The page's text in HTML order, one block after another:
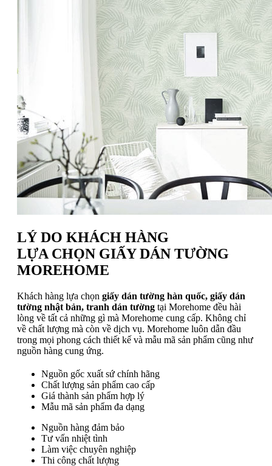
LÝ DO KHÁCH HÀNG
LỰA CHỌN GIẤY DÁN TƯỜNG
MOREHOME
Khách hàng lựa chọn giấy dán tường hàn quốc, giấy dán
tường nhật bản, tranh dán tường tại Morehome đều hài
lòng về tất cả những gì mà Morehome cung cấp. Không chỉ
về chất lượng mà còn về dịch vụ. Morehome luôn dẫn đầu
trong mọi phong cách thiết kế và mẫu mã sản phẩm cũng như
nguồn hàng cung ứng.
Nguồn gốc xuất sứ chính hãng
Chất lượng sản phẩm cao cấp
Giá thành sản phẩm hợp lý
Mẫu mã sản phẩm đa dạng
Nguồn hàng đảm bảo
Tư vấn nhiệt tình
Làm việc chuyên nghiệp
Thi công chất lượng